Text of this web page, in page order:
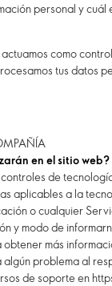
personal y cuál
como
tus datos
en el sitio web?
de
aplicables a la
o cualquier
y modo de
obtener más
problema al
de soporte en